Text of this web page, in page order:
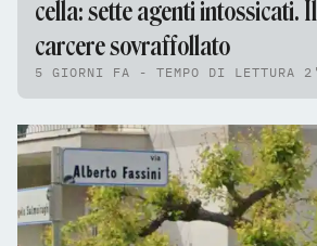
cella: sette agenti intossicati.
carcere sovraffollato
5 GIORNI FA - TEMPO DI LETTURA 2'